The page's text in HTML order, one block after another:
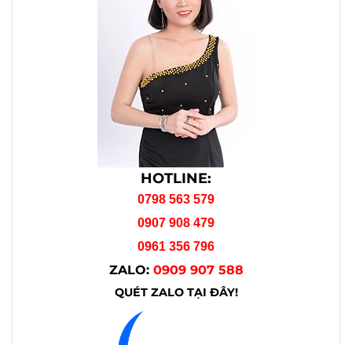
HOTLINE:
0798 563 579
0907 908 479
0961 356 796
ZALO: 0909 907 588
QUÉT ZALO TẠI ĐÂY!